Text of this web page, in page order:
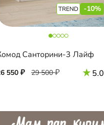
-10%
Санторини-3 Лайф
550 29 500 5.0